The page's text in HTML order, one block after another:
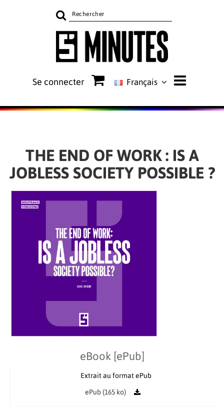
Rechercher
sur
le
Se connecter Français
THE END OF WORK : IS A
JOBLESS SOCIETY POSSIBLE ?
eBook [ePub]
Extrait au format ePub
ePub (165 ko)